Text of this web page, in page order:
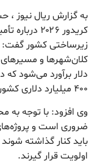
به گزارش ریال نیوز
کریدور
زیرساختی کشور گفت:
۴۰۰ میلیارد دلاری کشور، حدود پنج درصد را شامل می‌شود.
وی افزود: با توجه به
ضروری است و پروژه‌های
باید کنار گذاشته شوند
اولویت قرار گیرند.